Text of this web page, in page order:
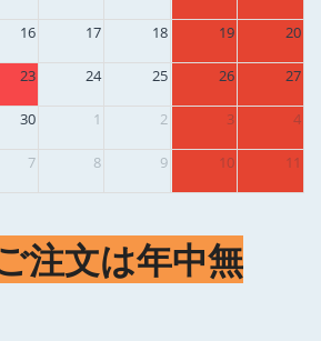
16 17 18 19 20
23 24 25 26 27
30 1 2 3 4
7 8 9 10 11
注文は年中無